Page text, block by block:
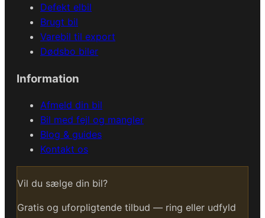
Defekt elbil
Brugt bil
Varebil til export
Dødsbo biler
Information
Afmeld din bil
Bil med fejl og mangler
Blog & guides
Kontakt os
Vil du sælge din bil?
Gratis og uforpligtende tilbud — ring eller udfyld